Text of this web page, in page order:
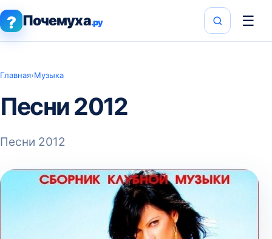
? Почемуха.ру ☰
Главная›Музыка
Песни 2012
Песни 2012